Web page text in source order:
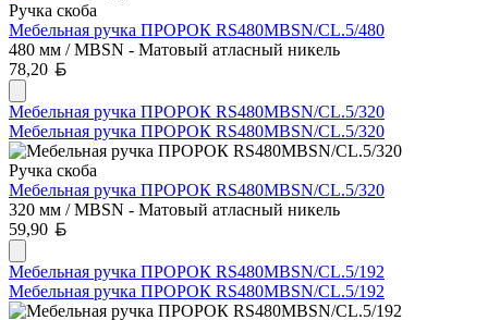
Ручка скоба
Мебельная ручка ПРОРОК RS480MBSN/CL.5/480
480 мм / MBSN - Матовый атласный никель
78,20
Мебельная ручка ПРОРОК RS480MBSN/CL.5/320
Мебельная ручка ПРОРОК RS480MBSN/CL.5/320
Ручка скоба
Мебельная ручка ПРОРОК RS480MBSN/CL.5/320
320 мм / MBSN - Матовый атласный никель
59,90
Мебельная ручка ПРОРОК RS480MBSN/CL.5/192
Мебельная ручка ПРОРОК RS480MBSN/CL.5/192